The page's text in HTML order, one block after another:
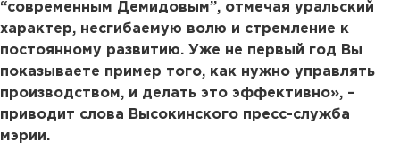
“современным Демидовым”, отмечая уральский
характер, несгибаемую волю и стремление к
постоянному развитию. Уже не первый год Вы
показываете пример того, как нужно управлять
производством, и делать это эффективно», –
приводит слова Высокинского пресс-служба
мэрии.